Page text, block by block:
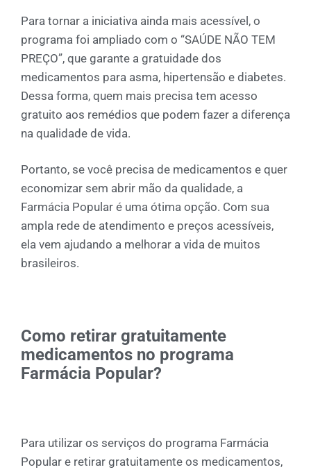
Para tornar a iniciativa ainda mais acessível, o
programa foi ampliado com o “SAÚDE NÃO TEM
PREÇO”, que garante a gratuidade dos
medicamentos para asma, hipertensão e diabetes.
Dessa forma, quem mais precisa tem acesso
gratuito aos remédios que podem fazer a diferença
na qualidade de vida.
Portanto, se você precisa de medicamentos e quer
economizar sem abrir mão da qualidade, a
Farmácia Popular é uma ótima opção. Com sua
ampla rede de atendimento e preços acessíveis,
ela vem ajudando a melhorar a vida de muitos
brasileiros.
Como retirar gratuitamente
medicamentos no programa
Farmácia Popular?
Para utilizar os serviços do programa Farmácia
Popular e retirar gratuitamente os medicamentos,